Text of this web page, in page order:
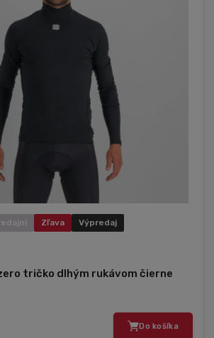
Zľava Výpredaj
tričko dlhým rukávom čierne
Do košíka